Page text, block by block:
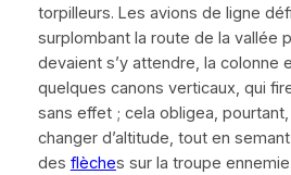
torpilleurs. Les avions de ligne
surplombant la route de la vallée
devaient s’y attendre, la colonne
quelques canons verticaux, qui
sans effet ; cela obligea,
changer d’altitude, tout en
des flèches sur la troupe